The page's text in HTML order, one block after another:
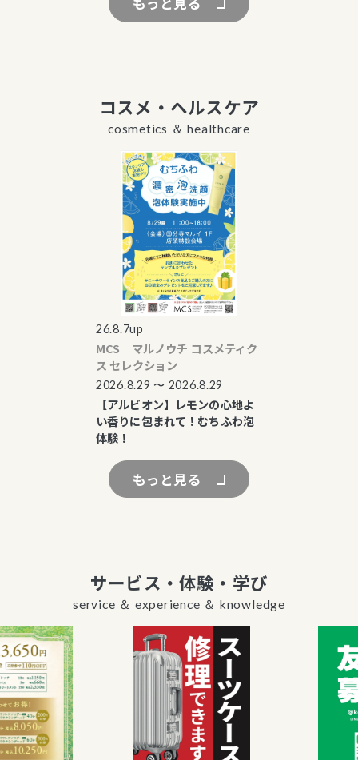
コスメ・ヘルスケア
cosmetics ＆ healthcare
26.8.7up
MCS マルノウチ コスメティク
ス セレクション
2026.8.29 〜 2026.8.29
【アルビオン】レモンの心地よ
い香りに包まれて！むちふわ泡
体験！
もっと見る
サービス・体験・学び
service ＆ experience ＆ knowledge